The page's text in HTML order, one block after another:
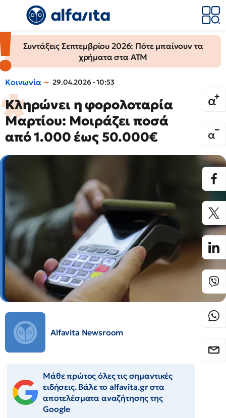
Συντάξεις Σεπτεμβρίου 2026: Πότε μπαίνουν τα
χρήματα στα ΑΤΜ
Κοινωνία 29.04.2026 - 10:53
Κληρώνει η φορολοταρία
Μαρτίου: Μοιράζει ποσά
από 1.000 έως 50.000€
Alfavita Newsroom
Μάθε πρώτος όλες τις σημαντικές
ειδήσεις. Βάλε το alfavita.gr στα
αποτελέσματα αναζήτησης της
Google